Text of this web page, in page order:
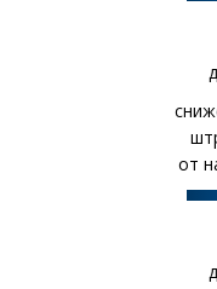
от